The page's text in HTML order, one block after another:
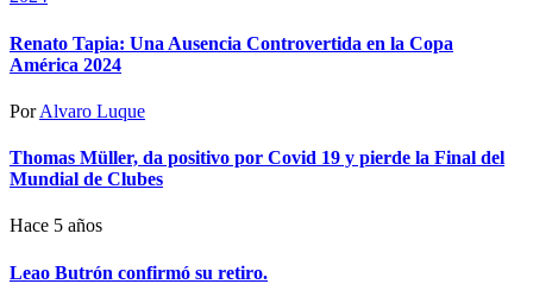
Renato Tapia: Una Ausencia Controvertida en la Copa
América 2024
Por Alvaro Luque
Thomas Müller, da positivo por Covid 19 y pierde la Final del
Mundial de Clubes
Hace 5 años
Leao Butrón confirmó su retiro.